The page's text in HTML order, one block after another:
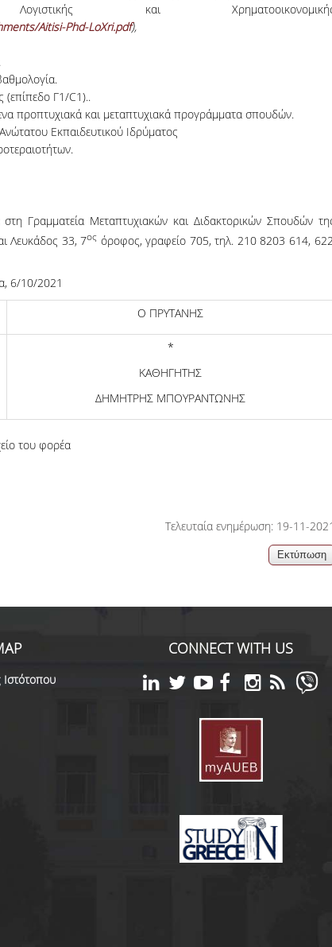
και
Aitisi-Phd-LoXri.pdf),
(επίπεδο Γ1/C1)..
προπτυχιακά και μεταπτυχιακά προγράμματα σπουδών.
Εκπαιδευτικού Ιδρύματος
στη Γραμματεία Μεταπτυχιακών και Διδακτορικών Σπουδών
Λευκάδος 33, 7ος όροφος, γραφείο 705, τηλ. 210 8203 614,
6/10/2021
Ο ΠΡΥΤΑΝΗΣ
*
ΚΑΘΗΓΗΤΗΣ
ΔΗΜΗΤΡΗΣ ΜΠΟΥΡΑΝΤΩΝΗΣ
του φορέα
Τελευταία ενημέρωση: 19-11-
CONNECT WITH US